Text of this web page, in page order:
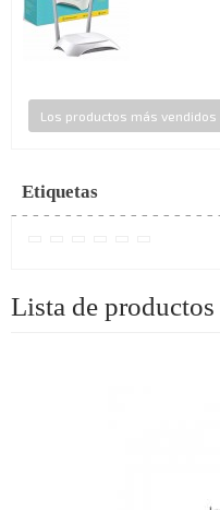
Los productos más vendidos
Etiquetas
Lista de